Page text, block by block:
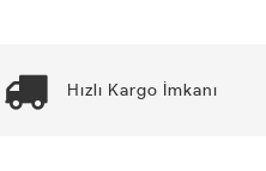
Hızlı Kargo İmkanı